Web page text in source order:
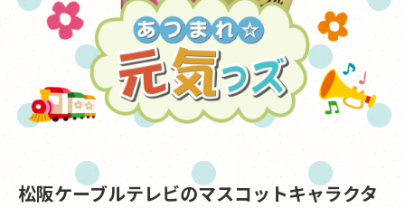
松阪ケーブルテレビのマスコットキャラクタ